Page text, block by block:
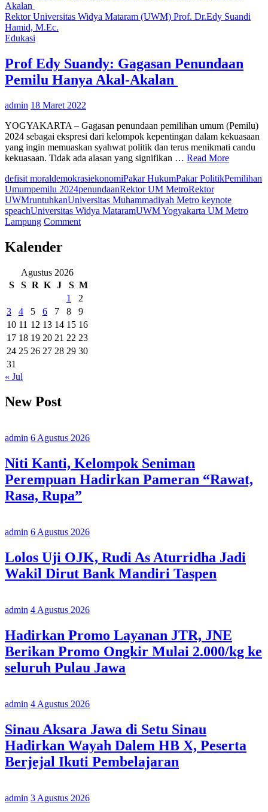
Terjun
Pemilik
Media
Amnesia
Rektor Universitas Widya Mataram (UWM) Prof. Dr.Edy Suandi
Hamid, M.Ec.
Edukasi
Prof Edy Suandy: Gagasan Penundaan
Pemilu Hanya Akal-Akalan
admin 18 Maret 2022
YOGYAKARTA – Gagasan penundaan pemilihan umum (Pemilu)
2024 sebagai ekspresi dari kelompok kepentingan dalam kekuasaan
yang ingin memuaskan syahwat politik dan terus menikmati candu
kekuasaan. Tidak ada alasan yang signifikan … Read More
defisit moraldemokrasiekonomiPakar HukumPakar PolitikPemilihan
Umumpemilu 2024penundaanRektor UM MetroRektor
UWMruntuhkanUniversitas Muhammadiyah Metro keynote
speachUniversitas Widya MataramUWM Yogyakarta UM Metro
Lampung Commenton
Pemilu
Hanya
Akal-
Akalan
Kalender
Agustus 2026
S
S R K J S M
1
2
3
4 5 6 7 8
9
10 11 12 13 14 15 16
17 18 19 20 21 22 23
24 25 26 27 28 29 30
31
« Jul
New Post
admin 6 Agustus 2026
Niti Kanti, Kelompok Seniman
Perempuan Hadirkan Pameran “Rawat,
Rasa, Rupa”
admin 6 Agustus 2026
Lolos Uji OJK, Rudi As Aturridha Jadi
Wakil Dirut Bank Mandiri Taspen
admin 4 Agustus 2026
Hadirkan Promo Layanan JTR, JNE
Berikan Promo Ongkir Mulai 2.000/kg ke
seluruh Pulau Jawa
admin 4 Agustus 2026
Sinau Aksara Jawa di Setu Sinau
Hadirkan Wayah Dalem HB X, Peserta
Berjejal Ikuti Pembelajaran
admin 3 Agustus 2026